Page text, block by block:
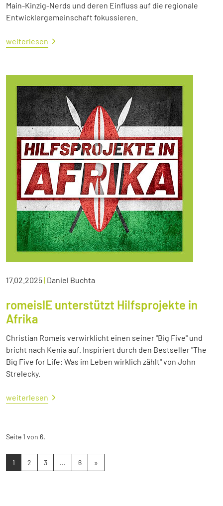
Main-Kinzig-Nerds und deren Einfluss auf die regionale
Entwicklergemeinschaft fokussieren.
weiterlesen
17.02.2025| Daniel Buchta
romeisIE unterstützt Hilfsprojekte in
Afrika
Christian Romeis verwirklicht einen seiner "Big Five" und
bricht nach Kenia auf. Inspiriert durch den Bestseller "The
Big Five for Life: Was im Leben wirklich zählt" von John
Strelecky.
weiterlesen
Seite 1 von 6.
1 2 3 ... 6 »